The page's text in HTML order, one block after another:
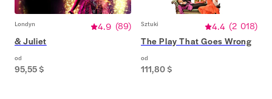
Londyn 4.9 (89)
& Juliet
od
95,55 $
Sztuki 4.4 (2 018)
The Play That Goes Wrong
od
111,80 $